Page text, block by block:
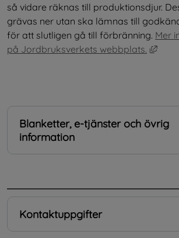
så vidare räknas till produktionsdjur.
grävas ner utan ska lämnas till
för att slutligen gå till förbränning. Mer
på Jordbruksverkets webbplats.
Blanketter, e-tjänster och övrig
information
Kontaktuppgifter